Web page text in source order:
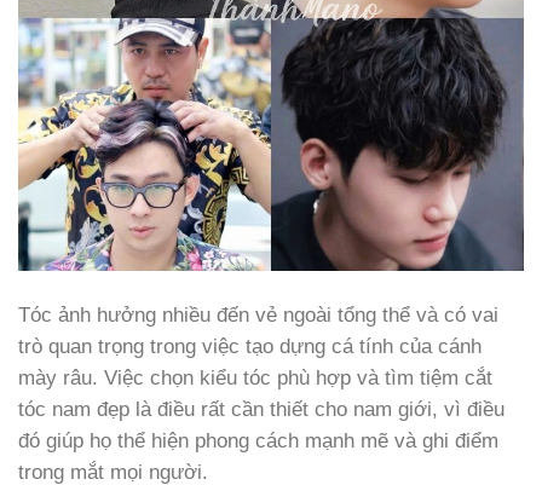
Tóc ảnh hưởng nhiều đến vẻ ngoài tổng thể và có vai
trò quan trọng trong việc tạo dựng cá tính của cánh
mày râu. Việc chọn kiểu tóc phù hợp và tìm tiệm cắt
tóc nam đẹp là điều rất cần thiết cho nam giới, vì điều
đó giúp họ thể hiện phong cách mạnh mẽ và ghi điểm
trong mắt mọi người.